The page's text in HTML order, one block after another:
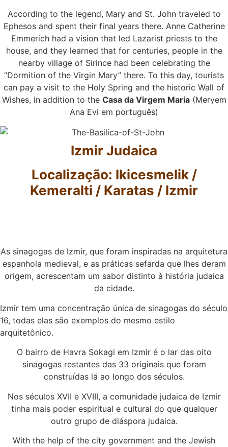
According to the legend, Mary and St. John traveled to
Ephesos and spent their final years there. Anne Catherine
Emmerich had a vision that led Lazarist priests to the
house, and they learned that for centuries, people in the
nearby village of Sirince had been celebrating the
“Dormition of the Virgin Mary” there. To this day, tourists
can pay a visit to the Holy Spring and the historic Wall of
Wishes, in addition to the Casa da Virgem Maria(Meryem
Ana Evi em português)
Izmir Judaica
Localização: Ikicesmelik /
Kemeralti / Karatas / Izmir
As sinagogas de Izmir, que foram inspiradas na arquitetura
espanhola medieval, e as práticas sefarda que lhes deram
origem, acrescentam um sabor distinto à história judaica
da cidade.
Izmir tem uma concentração única de sinagogas do século
16, todas elas são exemplos do mesmo estilo
arquitetônico.
O bairro de Havra Sokagi em Izmir é o lar das oito
sinagogas restantes das 33 originais que foram
construídas lá ao longo dos séculos.
Nos séculos XVII e XVIII, a comunidade judaica de Izmir
tinha mais poder espiritual e cultural do que qualquer
outro grupo de diáspora judaica.
With the help of the city government and the Jewish